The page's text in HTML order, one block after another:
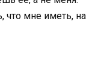
мне иметь, на